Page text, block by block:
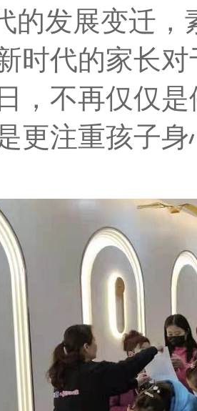
的发展变迁
时代的家长
， 不再仅仅
更注重孩子